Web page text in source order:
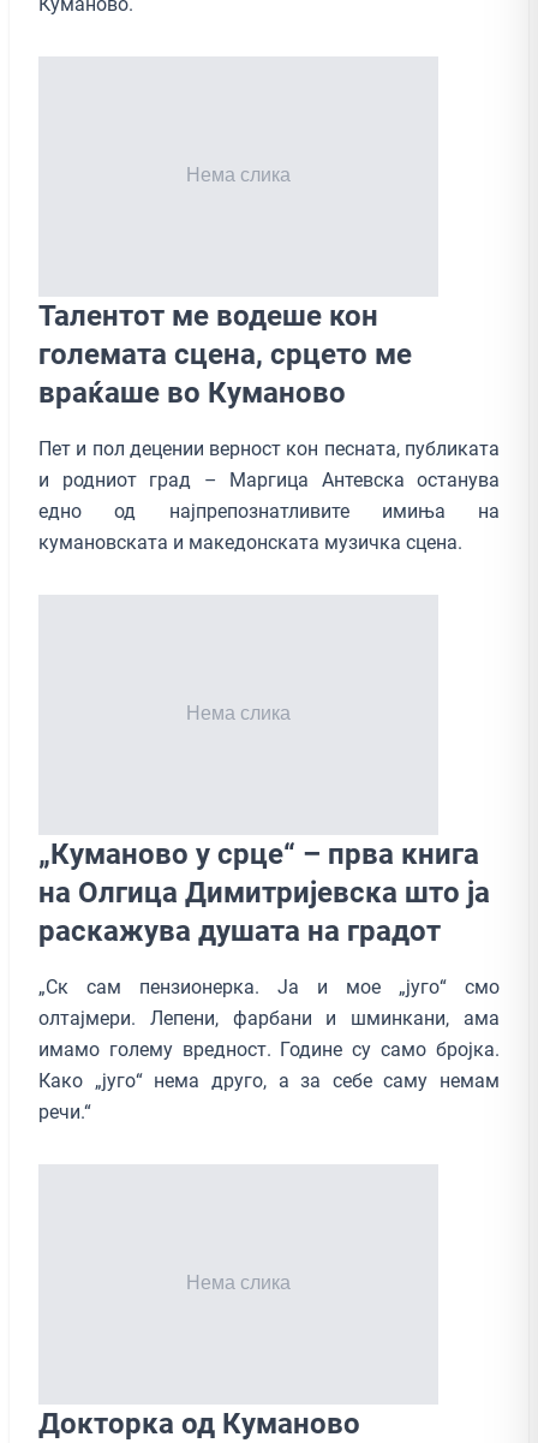
Талентот ме водеше кон
големата сцена, срцето ме
враќаше во Куманово
Пет и пол децении верност кон песната, публиката
и родниот град – Маргица Антевска останува
едно од најпрепознатливите имиња на
кумановската и македонската музичка сцена.
„Куманово у срце“ – прва книга
на Олгица Димитријевска што ја
раскажува душата на градот
„Ск сам пензионерка. Ја и мое „југо“ смо
олтајмери. Лепени, фарбани и шминкани, ама
имамо голему вредност. Године су само бројка.
Како „југо“ нема друго, а за себе саму немам
речи.“
Докторка од Куманово